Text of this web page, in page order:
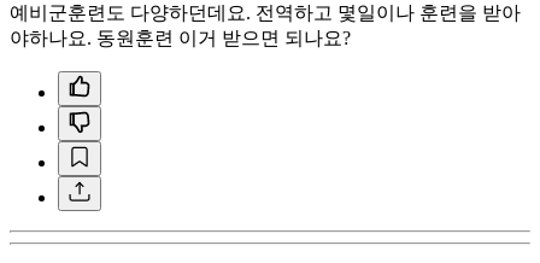
예비군훈련도 다양하던데요. 전역하고 몇일이나 훈련을 받아
야하나요. 동원훈련 이거 받으면 되나요?